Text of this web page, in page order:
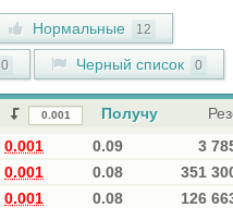
Нормальные 12
0 Черный список 0
Получу
0.001 0.09 3
0.001 0.08 351
0.001 0.08 126